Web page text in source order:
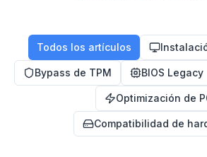
Todos los artículos
Bypass de TPM BIOS Legacy
Optimización de
Compatibilidad de